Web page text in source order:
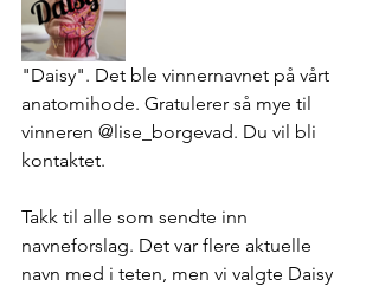
"Daisy". Det ble vinnernavnet på vårt
anatomihode. Gratulerer så mye til
vinneren @lise_borgevad. Du vil bli
kontaktet.
Takk til alle som sendte inn
navneforslag. Det var flere aktuelle
navn med i teten, men vi valgte Daisy